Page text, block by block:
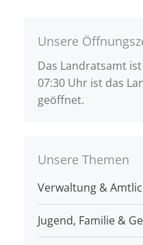
Unsere
Das Landratsamt
07:30 Uhr ist das
geöffnet.
Unsere Themen
Verwaltung &
Jugend, Familie &